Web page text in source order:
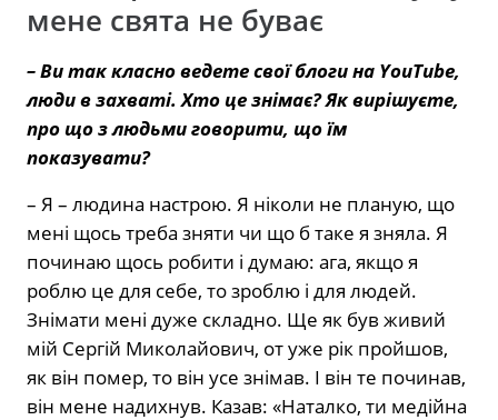
мене свята не буває
– Ви так класно ведете свої блоги на YouTube,
люди в захваті. Хто це знімає? Як вирішуєте,
про що з людьми говорити, що їм
показувати?
– Я – людина настрою. Я ніколи не планую, що
мені щось треба зняти чи що б таке я зняла. Я
починаю щось робити і думаю: ага, якщо я
роблю це для себе, то зроблю і для людей.
Знімати мені дуже складно. Ще як був живий
мій Сергій Миколайович, от уже рік пройшов,
як він помер, то він усе знімав. І він те починав,
він мене надихнув. Казав: «Наталко, ти медійна